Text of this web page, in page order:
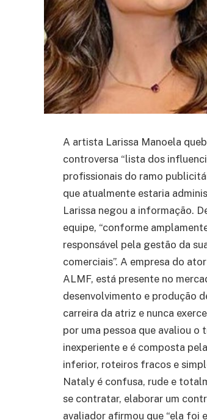
A artista Larissa Manoela
controversa “lista dos
profissionais do ramo
que atualmente estaria
Larissa negou a informação.
equipe, “conforme
responsável pela gestão da
comerciais”. A empresa do
ALMF, está presente no
desenvolvimento e produção
carreira da atriz e nunca
por uma pessoa que avaliou o
inexperiente e é composta
inferior, roteiros fracos e
Nataly é confusa, rude e
se contratar, elaborar um
avaliador afirmou que “ela foi